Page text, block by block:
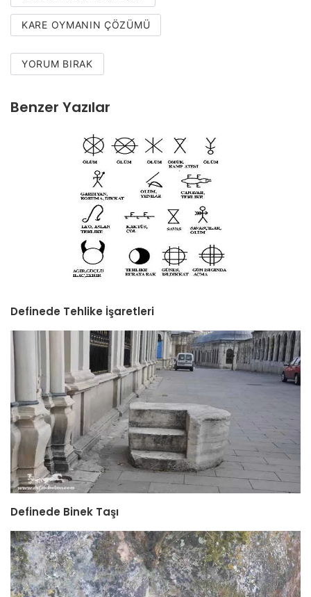
KARE OYMANIN ÇÖZÜMÜ
YORUM BIRAK
Benzer Yazılar
Definede Tehlike İşaretleri
Definede Binek Taşı